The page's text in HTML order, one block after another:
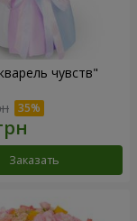
чувств"
Заказать